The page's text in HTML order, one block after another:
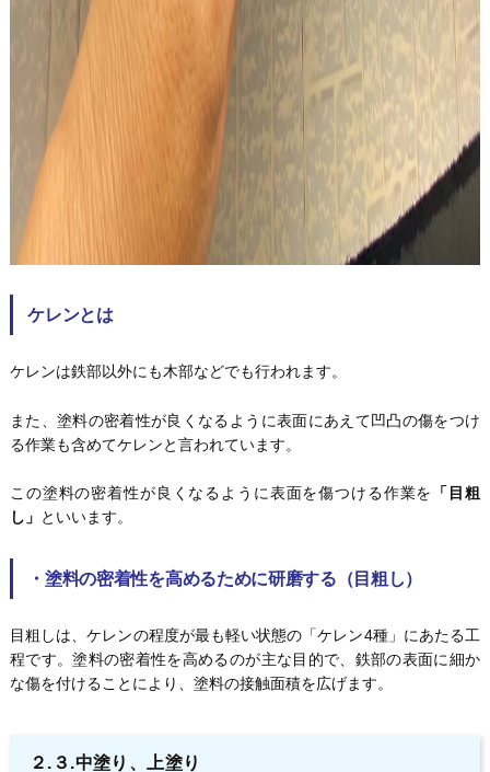
ケレンとは
ケレンは鉄部以外にも木部などでも行われます。
また、塗料の密着性が良くなるように表面にあえて凹凸の傷をつけ
る作業も含めてケレンと言われています。
この塗料の密着性が良くなるように表面を傷つける作業を
「目粗
し」 といいます。
・塗料の密着性を高めるために研磨する（目粗し）
目粗しは、ケレンの程度が最も軽い状態の「ケレン4種」にあたる工
程です。塗料の密着性を高めるのが主な目的で、鉄部の表面に細か
な傷を付けることにより、塗料の接触面積を広げます。
２.３.中塗り、上塗り